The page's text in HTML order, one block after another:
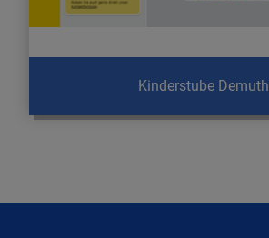
Kinderstube Demuth